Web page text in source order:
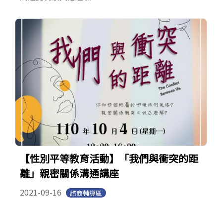
【性別平等教育活動】「我們與衝突的距
離」親密關係溝通講座
2021-09-16 諮商輔導區